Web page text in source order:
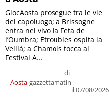
Aosta
di
gazzettamatin
il 07/08/2026
GiocAosta prosegue tra le vie
del capoluogo; a Brissogne
entra nel vivo la Feta de
l’Oumbra; Etroubles ospita la
Veillà; a Chamois tocca al
Festival A...